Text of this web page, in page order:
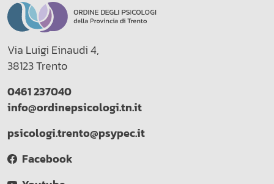
Via Luigi Einaudi 4,
38123 Trento
0461 237040
info@ordinepsicologi.tn.it
psicologi.trento@psypec.it
Facebook